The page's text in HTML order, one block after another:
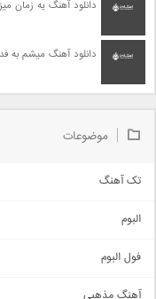
دانلود آهنگ یه زمان
دانلود آهنگ میشم به
موضوعات
تک آهنگ
اجتماعی
البوم
فول البوم